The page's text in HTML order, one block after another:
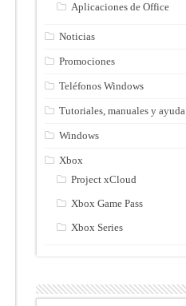
Aplicaciones de Office
Noticias
Promociones
Teléfonos Windows
Tutoriales, manuales y ayuda
Windows
Xbox
Project xCloud
Xbox Game Pass
Xbox Series